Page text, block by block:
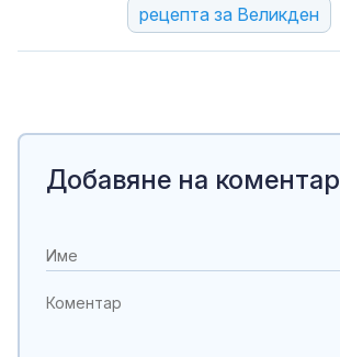
рецепта за Великден
Добавяне на коментар